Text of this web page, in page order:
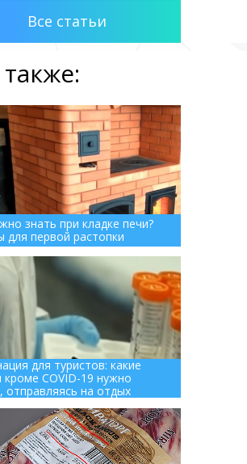
Все статьи
знать при кладке печи?
для первой растопки
для туристов: какие
кроме COVID-19 нужно
отправляясь на отдых